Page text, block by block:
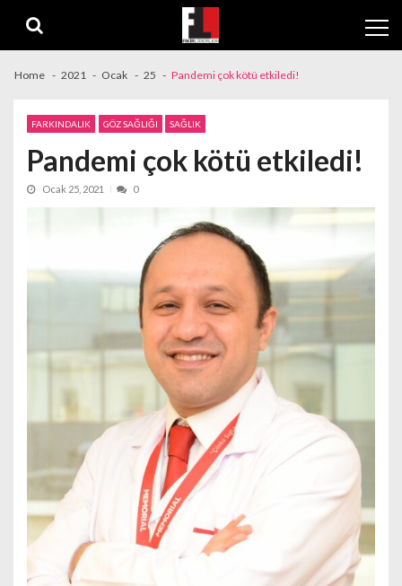
navigation
content
Home 2021 Ocak 25 Pandemi çok kötü etkiledi!
FARKINDALIK GÖZ SAĞLIĞI SAĞLIK
Pandemi çok kötü etkiledi!
Ocak 25, 2021 0